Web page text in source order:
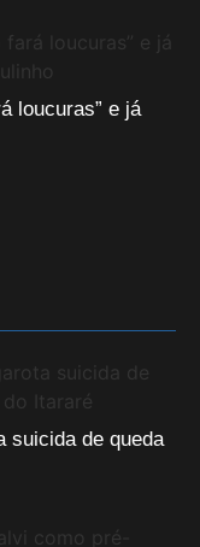
loucuras” e já
suicida de queda